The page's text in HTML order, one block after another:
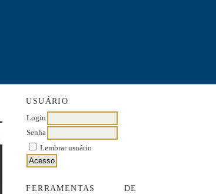
USUÁRIO
Login
Senha
Lembrar usuário
FERRAMENTAS DE